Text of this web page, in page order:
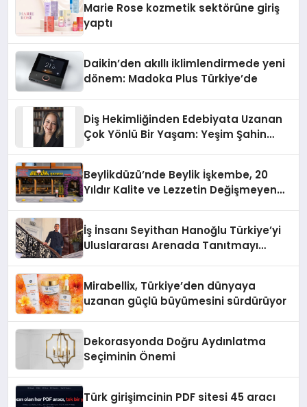
Marie Rose kozmetik sektörüne giriş
yaptı
Daikin’den akıllı iklimlendirmede yeni
dönem: Madoka Plus Türkiye’de
Diş Hekimliğinden Edebiyata Uzanan
Çok Yönlü Bir Yaşam: Yeşim Şahin
Beylikdüzü’nde Beylik İşkembe, 20
Yıldır Kalite ve Lezzetin Değişmeyen
İş İnsanı Seyithan Hanoğlu Türkiye’yi
Uluslararası Arenada Tanıtmayı
Mirabellix, Türkiye’den dünyaya
uzanan güçlü büyümesini sürdürüyor
Dekorasyonda Doğru Aydınlatma
Seçiminin Önemi
Türk girişimcinin PDF sitesi 45 aracı